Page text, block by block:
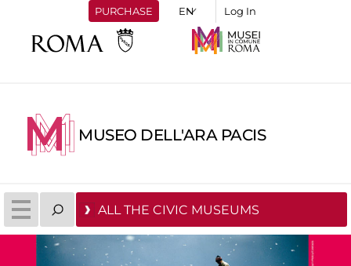
PURCHASE Log In
MUSEO DELL'ARA PACIS
ALL THE CIVIC MUSEUMS